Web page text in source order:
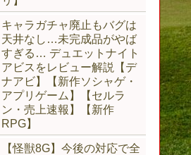
キャラガチャ廃止もバグは
天井なし…未完成品がやば
すぎる… デュエットナイト
アビスをレビュー解説【デ
ナアビ】【新作ソシャゲ・
アプリゲーム】【セルラ
ン・売上速報】【新作
RPG】
【怪獣8G】今後の対応で全